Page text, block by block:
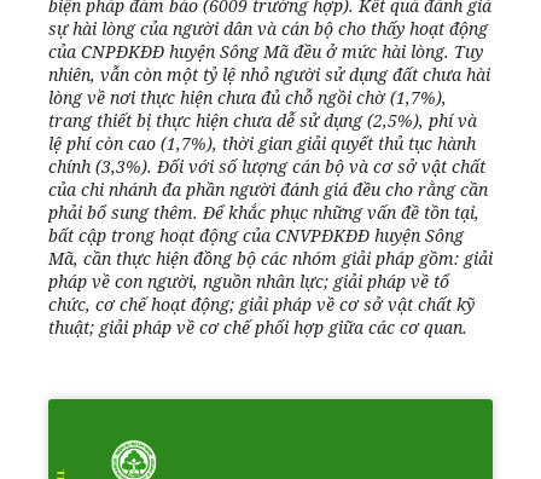
biện pháp đảm bảo (6009 trường hợp). Kết quả đánh giá
sự hài lòng của người dân và cán bộ cho thấy hoạt động
của CNPĐKĐĐ huyện Sông Mã đều ở mức hài lòng. Tuy
nhiên, vẫn còn một tỷ lệ nhỏ người sử dụng đất chưa hài
lòng về nơi thực hiện chưa đủ chỗ ngồi chờ (1,7%),
trang thiết bị thực hiện chưa dễ sử dụng (2,5%), phí và
lệ phí còn cao (1,7%), thời gian giải quyết thủ tục hành
chính (3,3%). Đối với số lượng cán bộ và cơ sở vật chất
của chi nhánh đa phần người đánh giá đều cho rằng cần
phải bổ sung thêm. Để khắc phục những vấn đề tồn tại,
bất cập trong hoạt động của CNVPĐKĐĐ huyện Sông
Mã, cần thực hiện đồng bộ các nhóm giải pháp gồm: giải
pháp về con người, nguồn nhân lực; giải pháp về tổ
chức, cơ chế hoạt động; giải pháp về cơ sở vật chất kỹ
thuật; giải pháp về cơ chế phối hợp giữa các cơ quan.